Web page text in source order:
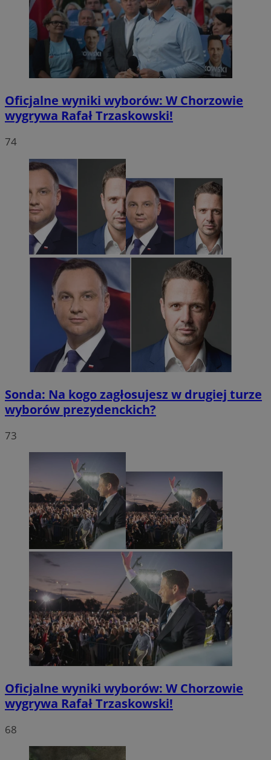
Oficjalne wyniki wyborów: W Chorzowie
wygrywa Rafał Trzaskowski!
74
Sonda: Na kogo zagłosujesz w drugiej turze
wyborów prezydenckich?
73
Oficjalne wyniki wyborów: W Chorzowie
wygrywa Rafał Trzaskowski!
68